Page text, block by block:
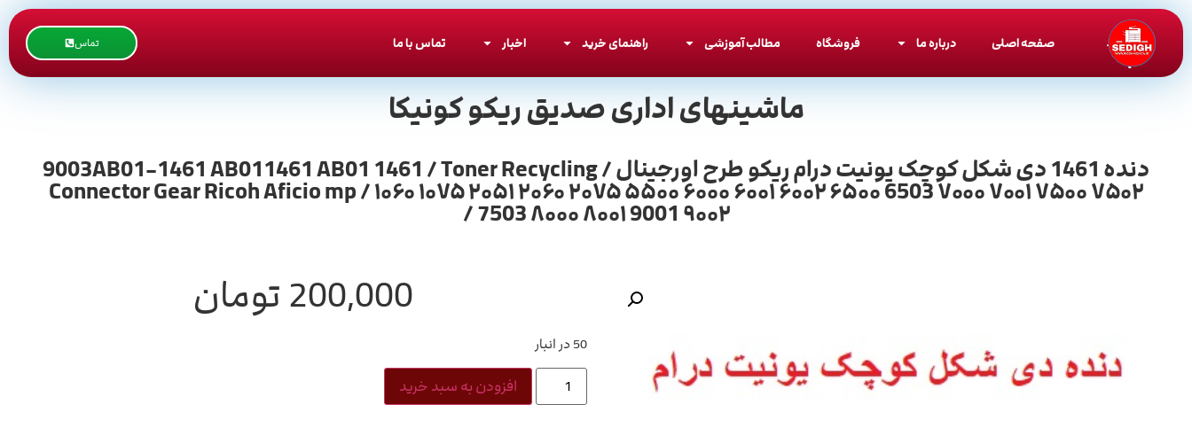
صفحه اصلی درباره ما فروشگاه مطالب آموزشی راهنمای خرید اخبار تماس با ما تماس
ماشینهای اداری صدیق ریکو کونیکا
دنده 1461 دی شکل کوچک یونیت درام ریکو طرح اورجینال / 9003AB01-1461 AB011461 AB01 1461 / Toner Recycling
Connector Gear Ricoh Aficio mp / ۱۰۶۰ ۱۰۷۵ ۲۰۵۱ ۲۰۶۰ ۲۰۷۵ ۵۵۰۰ ۶۰۰۰ ۶۰۰۱ ۶۰۰۲ ۶۵۰۰ 6503 ۷۰۰۰ ۷۰۰۱ ۷۵۰۰ ۷۵۰۲
7503 ۸۰۰۰ ۸۰۰۱ 9001 ۹۰۰۲ /
200,000 تومان
50 در انبار
افزودن به سبد خرید